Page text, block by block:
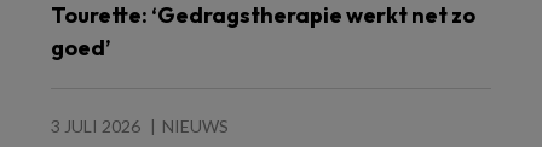
Tourette: ‘Gedragstherapie werkt net zo
goed’
3 JULI 2026 NIEUWS